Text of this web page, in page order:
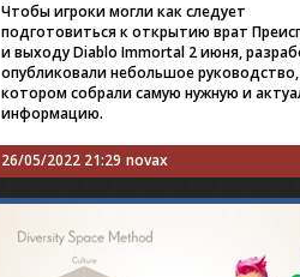
Чтобы игроки могли как следует
подготовиться к открытию врат
и выходу Diablo Immortal 2 июня,
опубликовали небольшое руководство,
котором собрали самую нужную и
информацию.
26/05/2022 21:29 novax